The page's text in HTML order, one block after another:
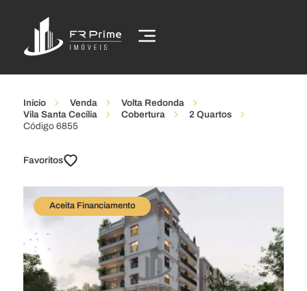
Início Venda
Volta Redonda
Vila Santa Cecília
Cobertura
2 Quartos
Código 6855
Favoritos
Aceita Financiamento